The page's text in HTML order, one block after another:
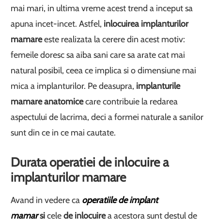
mai mari, in ultima vreme acest trend a inceput sa
apuna incet-incet. Astfel, inlocuirea implanturilor
mamareeste realizata la cerere din acest motiv:
femeile doresc sa aiba sani care sa arate cat mai
natural posibil, ceea ce implica si o dimensiune mai
mica a implanturilor. Pe deasupra, implanturile
mamare anatomicecare contribuie la redarea
aspectului de lacrima, deci a formei naturale a sanilor
sunt din ce in ce mai cautate.
Durata operatiei de inlocuire a
implanturilor mamare
Avand in vedere ca operatiile de implant
mamarsicelede inlocuirea acestora sunt destul de